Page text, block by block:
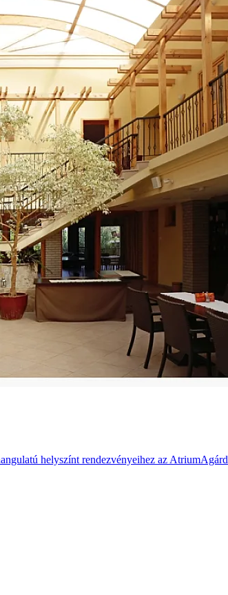
helyszínt rendezvényeihez az AtriumAgárd